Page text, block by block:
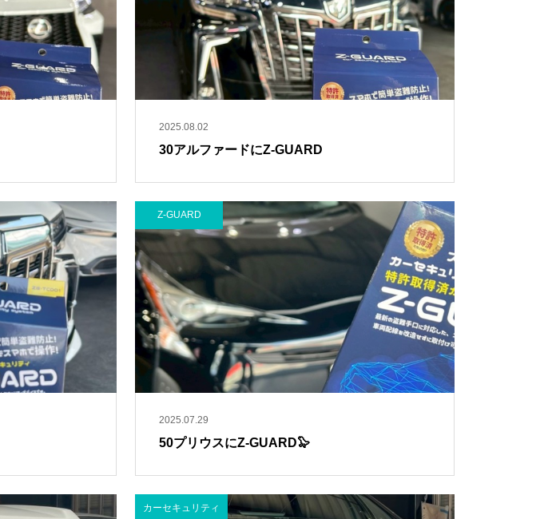
2025.08.02
30アルファードにZ-GUARD
2025.07.29
50プリウスにZ-GUARD🦭
Z-GUARD
カーセキュリティ